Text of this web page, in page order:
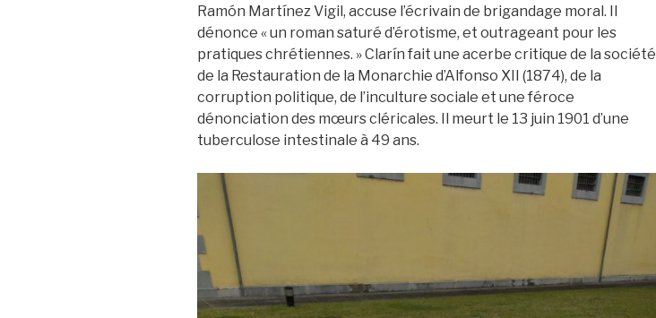
Ramón Martínez Vigil, accuse l’écrivain de brigandage moral. Il
dénonce « un roman saturé d’érotisme, et outrageant pour les
pratiques chrétiennes. » Clarín fait une acerbe critique de la société
de la Restauration de la Monarchie d’Alfonso XII (1874), de la
corruption politique, de l’inculture sociale et une féroce
dénonciation des mœurs cléricales. Il meurt le 13 juin 1901 d’une
tuberculose intestinale à 49 ans.